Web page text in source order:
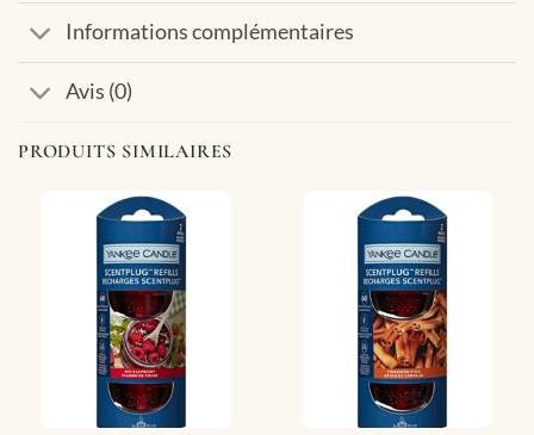
Informations complémentaires
Avis (0)
PRODUITS SIMILAIRES